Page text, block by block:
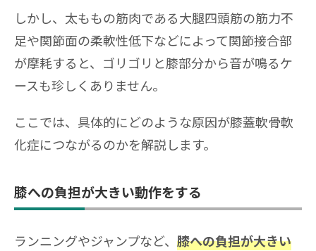
しかし、太ももの筋肉である大腿四頭筋の筋力不
足や関節面の柔軟性低下などによって関節接合部
が摩耗すると、ゴリゴリと膝部分から音が鳴るケ
ースも珍しくありません。
ここでは、具体的にどのような原因が膝蓋軟骨軟
化症につながるのかを解説します。
膝への負担が大きい動作をする
ランニングやジャンプなど、 膝への負担が大きい